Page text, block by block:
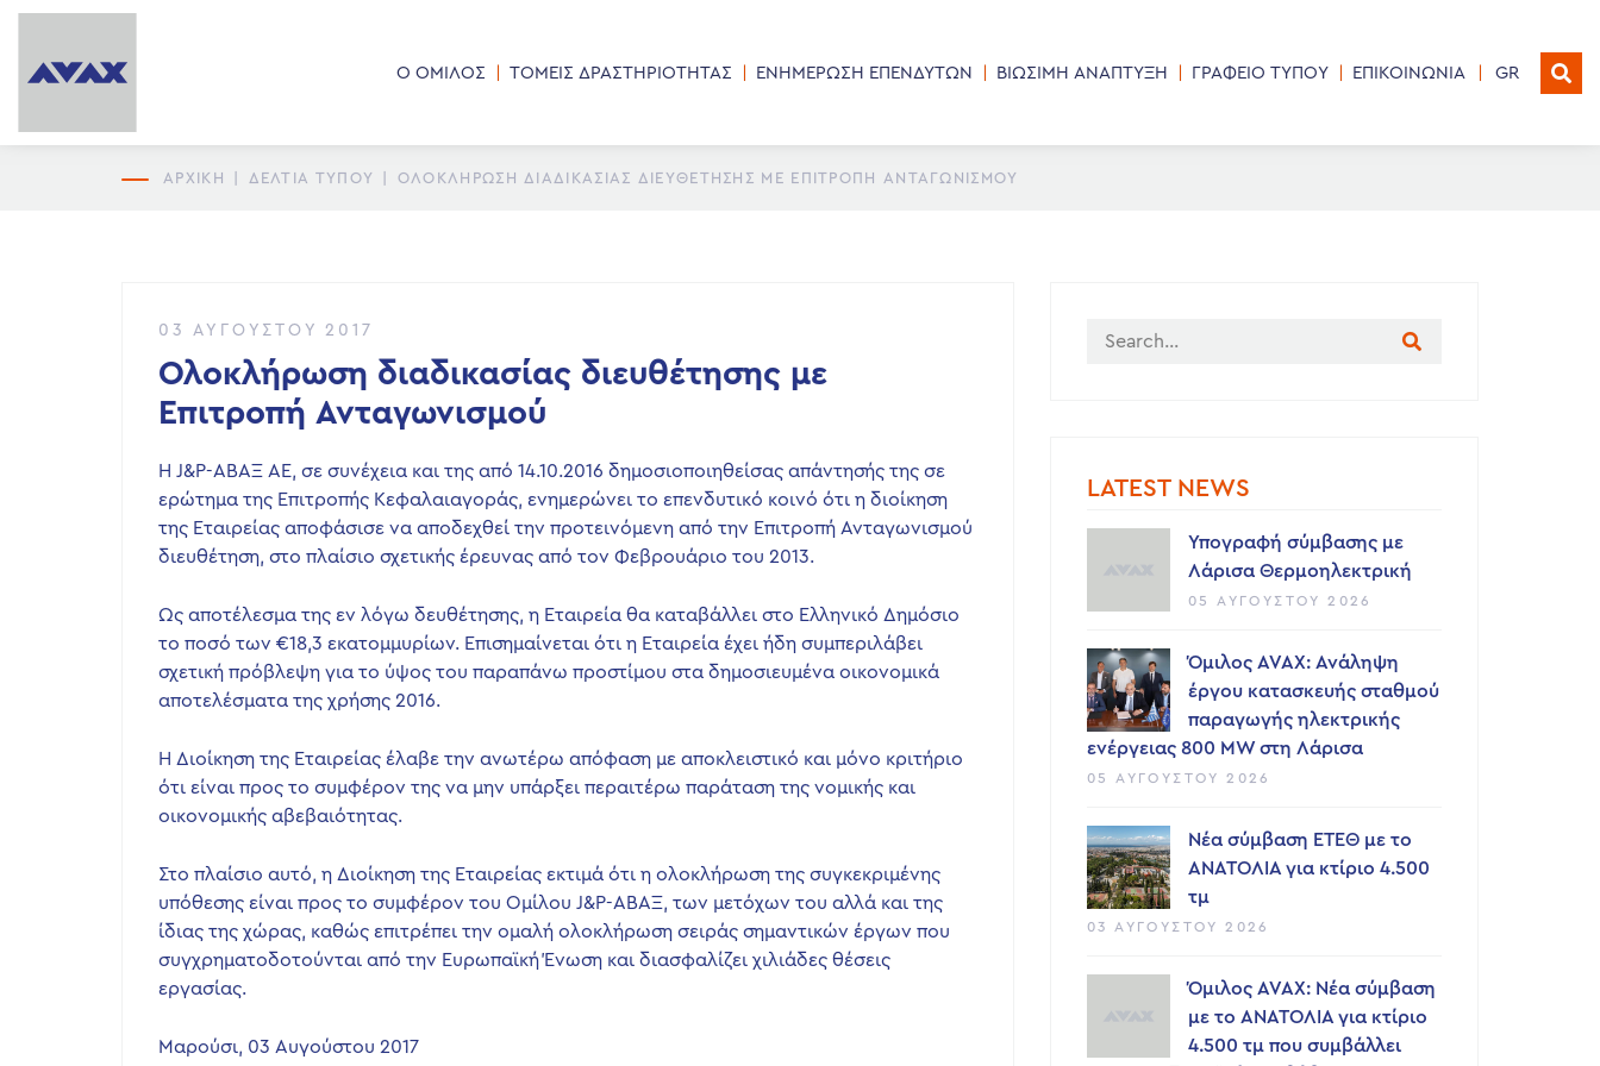
Ο ΟΜΙΛΟΣ ΤΟΜΕΙΣ ΔΡΑΣΤΗΡΙΟΤΗΤΑΣ ΕΝΗΜΕΡΩΣΗ ΕΠΕΝΔΥΤΩΝ ΒΙΩΣΙΜΗ ΑΝΑΠΤΥΞΗ ΓΡΑΦΕΙΟ ΤΥΠΟΥ ΕΠΙΚΟΙΝΩΝΙΑ GR
ΑΡΧΙΚΗ ΔΕΛΤΙΑ ΤΥΠΟΥ ΟΛΟΚΛΉΡΩΣΗ ΔΙΑΔΙΚΑΣΊΑΣ ΔΙΕΥΘΈΤΗΣΗΣ ΜΕ ΕΠΙΤΡΟΠΉ ΑΝΤΑΓΩΝΙΣΜΟΎ
03 ΑΥΓΟΎΣΤΟΥ 2017
Ολοκλήρωση διαδικασίας διευθέτησης με
Επιτροπή Ανταγωνισμού
Η J&P-ΑΒΑΞ ΑΕ, σε συνέχεια και της από 14.10.2016 δημοσιοποιηθείσας απάντησής της σε
ερώτημα της Επιτροπής Κεφαλαιαγοράς, ενημερώνει το επενδυτικό κοινό ότι η διοίκηση
της Εταιρείας αποφάσισε να αποδεχθεί την προτεινόμενη από την Επιτροπή Ανταγωνισμού
διευθέτηση, στο πλαίσιο σχετικής έρευνας από τον Φεβρουάριο του 2013.
Ως αποτέλεσμα της εν λόγω δευθέτησης, η Εταιρεία θα καταβάλλει στο Ελληνικό Δημόσιο
το ποσό των €18,3 εκατομμυρίων. Επισημαίνεται ότι η Εταιρεία έχει ήδη συμπεριλάβει
σχετική πρόβλεψη για το ύψος του παραπάνω προστίμου στα δημοσιευμένα οικονομικά
αποτελέσματα της χρήσης 2016.
Η Διοίκηση της Εταιρείας έλαβε την ανωτέρω απόφαση με αποκλειστικό και μόνο κριτήριο
ότι είναι προς το συμφέρον της να μην υπάρξει περαιτέρω παράταση της νομικής και
οικονομικής αβεβαιότητας.
Στο πλαίσιο αυτό, η Διοίκηση της Εταιρείας εκτιμά ότι η ολοκλήρωση της συγκεκριμένης
υπόθεσης είναι προς το συμφέρον του Ομίλου J&P-ΑΒΑΞ, των μετόχων του αλλά και της
ίδιας της χώρας, καθώς επιτρέπει την ομαλή ολοκλήρωση σειράς σημαντικών έργων που
συγχρηματοδοτούνται από την Ευρωπαϊκή Ένωση και διασφαλίζει χιλιάδες θέσεις
εργασίας.
Μαρούσι, 03 Αυγούστου 2017
LATEST NEWS
Υπογραφή σύμβασης με
Λάρισα Θερμοηλεκτρική
05 ΑΥΓΟΎΣΤΟΥ 2026
Όμιλος AVAX: Ανάληψη
έργου κατασκευής σταθμού
παραγωγής ηλεκτρικής
ενέργειας 800 ΜW στη Λάρισα
05 ΑΥΓΟΎΣΤΟΥ 2026
Νέα σύμβαση ΕΤΕΘ με το
ΑΝΑΤΟΛΙΑ για κτίριο 4.500
τμ
03 ΑΥΓΟΎΣΤΟΥ 2026
Όμιλος AVAX: Νέα σύμβαση
με το ΑΝΑΤΟΛΙΑ για κτίριο
4.500 τμ που συμβάλλει